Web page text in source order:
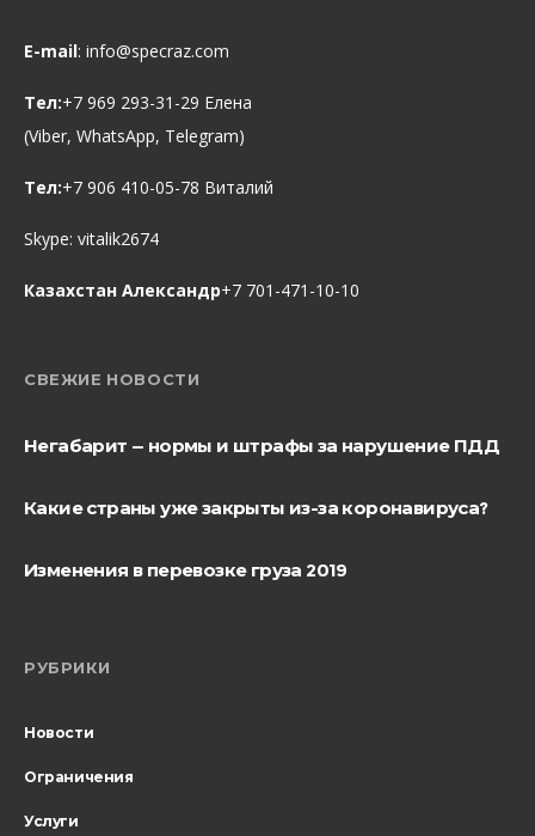
E-mail: info@specraz.com
Тел:+7 969 293-31-29 Елена
(Viber, WhatsApp, Telegram)
Тел:+7 906 410-05-78 Виталий
Skype: vitalik2674
Казахстан Александр+7 701-471-10-10
СВЕЖИЕ НОВОСТИ
Негабарит — нормы и штрафы за нарушение ПДД
Какие страны уже закрыты из-за коронавируса?
Изменения в перевозке груза 2019
РУБРИКИ
Новости
Ограничения
Услуги